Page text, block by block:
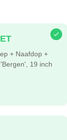
+ Naafdop +
19 inch